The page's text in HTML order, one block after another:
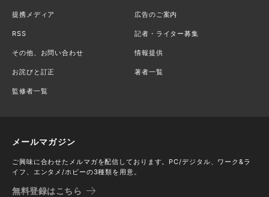
提携メディア 広告のご案内
RSS 記者・ライター募集
その他、お問い合わせ 情報提供
お詫びと訂正 著者一覧
監修者一覧
メールマガジン
ご興味に合わせたメルマガを配信しております。PC/デジタル、ワーク&ラ
イフ、エンタメ/ホビーの3種類を用意。
無料登録はこちら